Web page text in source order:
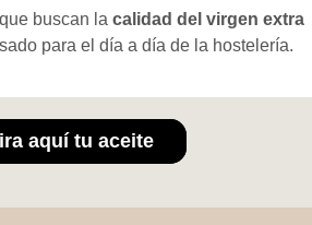
buscan la calidad del virgen extra
para el día a día de la hostelería.
aquí tu aceite